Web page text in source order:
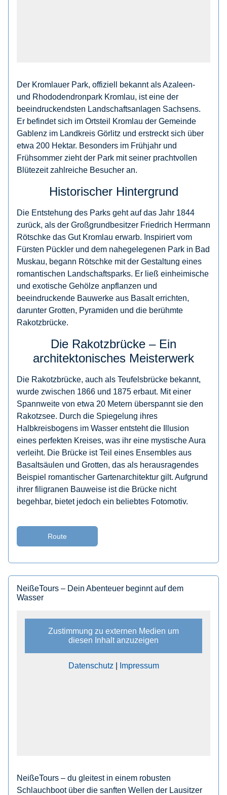
Der Kromlauer Park, offiziell bekannt als Azaleen-
und Rhododendronpark Kromlau, ist eine der
beeindruckendsten Landschaftsanlagen Sachsens.
Er befindet sich im Ortsteil Kromlau der Gemeinde
Gablenz im Landkreis Görlitz und erstreckt sich über
etwa 200 Hektar. Besonders im Frühjahr und
Frühsommer zieht der Park mit seiner prachtvollen
Blütezeit zahlreiche Besucher an.
Historischer Hintergrund
Die Entstehung des Parks geht auf das Jahr 1844
zurück, als der Großgrundbesitzer Friedrich Herrmann
Rötschke das Gut Kromlau erwarb. Inspiriert vom
Fürsten Pückler und dem nahegelegenen Park in Bad
Muskau, begann Rötschke mit der Gestaltung eines
romantischen Landschaftsparks. Er ließ einheimische
und exotische Gehölze anpflanzen und
beeindruckende Bauwerke aus Basalt errichten,
darunter Grotten, Pyramiden und die berühmte
Rakotzbrücke.
Die Rakotzbrücke – Ein
architektonisches Meisterwerk
Die Rakotzbrücke, auch als Teufelsbrücke bekannt,
wurde zwischen 1866 und 1875 erbaut. Mit einer
Spannweite von etwa 20 Metern überspannt sie den
Rakotzsee. Durch die Spiegelung ihres
Halbkreisbogens im Wasser entsteht die Illusion
eines perfekten Kreises, was ihr eine mystische Aura
verleiht. Die Brücke ist Teil eines Ensembles aus
Basaltsäulen und Grotten, das als herausragendes
Beispiel romantischer Gartenarchitektur gilt. Aufgrund
ihrer filigranen Bauweise ist die Brücke nicht
begehbar, bietet jedoch ein beliebtes Fotomotiv.​
Route
NeißeTours – Dein Abenteuer beginnt auf dem
Wasser
Zustimmung zu externen Medien um
diesen Inhalt anzuzeigen
Datenschutz Impressum
NeißeTours – du gleitest in einem robusten
Schlauchboot über die sanften Wellen der Lausitzer